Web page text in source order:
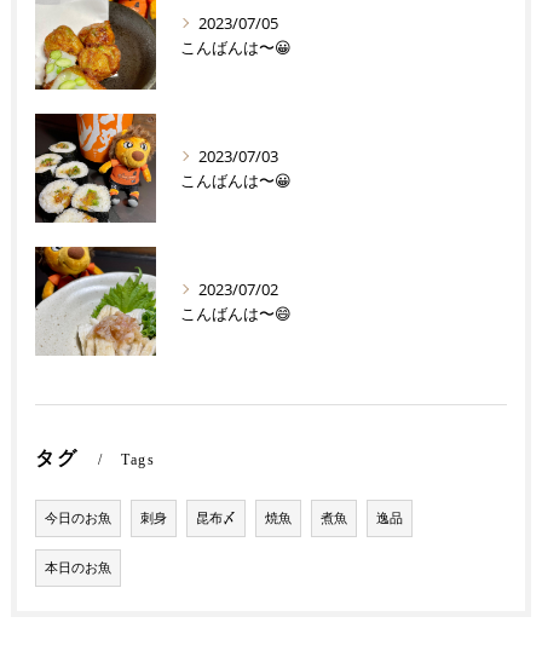
2023/07/05
こんばんは〜😀
2023/07/03
こんばんは〜😀
2023/07/02
こんばんは〜😄
タグ Tags
今日のお魚 刺身 昆布〆 焼魚 煮魚 逸品
本日のお魚